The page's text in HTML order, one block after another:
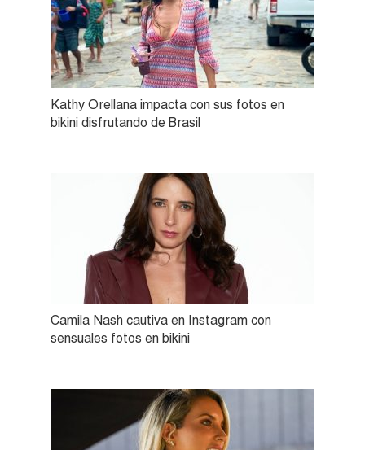
Kathy Orellana impacta con sus fotos en
bikini disfrutando de Brasil
Camila Nash cautiva en Instagram con
sensuales fotos en bikini